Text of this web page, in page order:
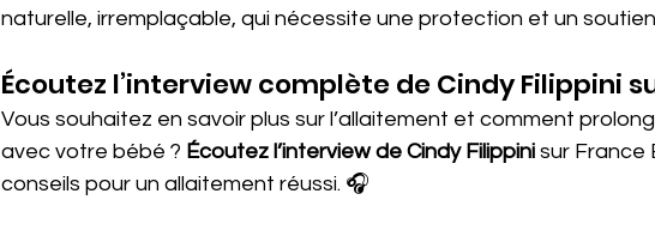
naturelle, irremplaçable, qui nécessite une protection et un
Écoutez l’interview complète de Cindy Filippini
Vous souhaitez en savoir plus sur l’allaitement et comment
avec votre bébé ? Écoutez l’interview de Cindy Filippini sur France
conseils pour un allaitement réussi. 🎧